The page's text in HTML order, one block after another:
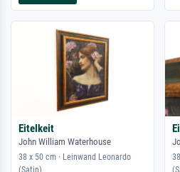
Eitelkeit
John William Waterhouse
38 x 50 cm · Leinwand Leonardo